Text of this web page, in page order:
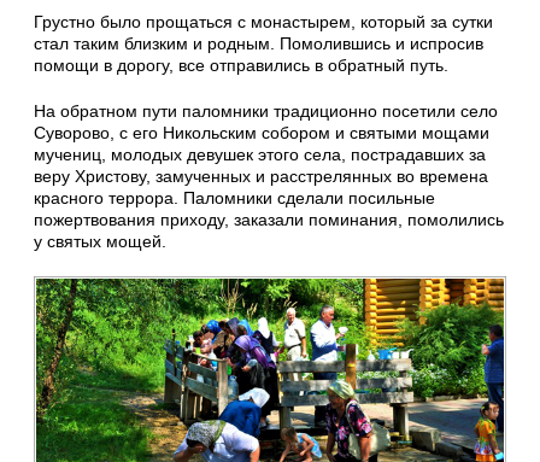
Грустно было прощаться с монастырем, который за сутки
стал таким близким и родным. Помолившись и испросив
помощи в дорогу, все отправились в обратный путь.
На обратном пути паломники традиционно посетили село
Суворово, с его Никольским собором и святыми мощами
мучениц, молодых девушек этого села, пострадавших за
веру Христову, замученных и расстрелянных во времена
красного террора. Паломники сделали посильные
пожертвования приходу, заказали поминания, помолились
у святых мощей.